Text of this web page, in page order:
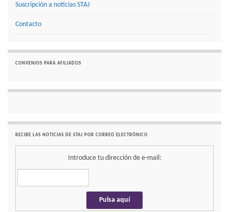
Suscripción a noticias STAJ
Contacto
CONVENIOS PARA AFILIADOS
RECIBE LAS NOTICIAS DE STAJ POR CORREO ELECTRÓNICO
Introduce tu dirección de e-mail: